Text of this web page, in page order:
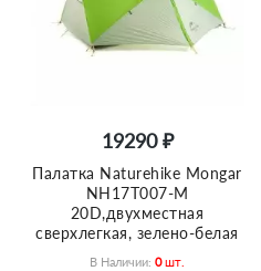
19290 ₽
Палатка Naturehike Mongar
NH17T007-M
20D,двухместная
сверхлегкая, зелено-белая
В Наличии: 0 Шт.